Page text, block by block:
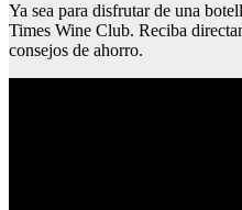
Ya sea para disfrutar de una
Times Wine Club. Reciba
consejos de ahorro.